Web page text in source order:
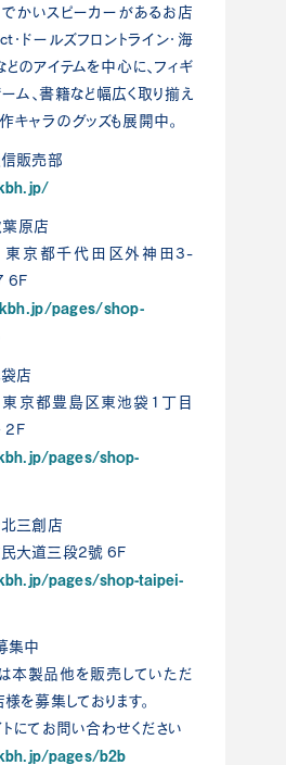
かいスピーカーがあるお店
ドールズフロントライン・海
のアイテムを中心に、フィギ
ーム、書籍など幅広く取り揃え
キャラのグッズも展開中。
信販売部
葉原店
京都千代田区外神田3-
6F
pages/shop-
袋店
京都豊島区東池袋1丁目
2F
pages/shop-
北三創店
大道三段2號 6F
pages/shop-taipei-
集中
本製品他を販売していただ
を募集しております。
にてお問い合わせください
pages/b2b